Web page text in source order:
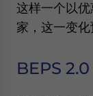
这样一个以
家，这一变化
BEPS